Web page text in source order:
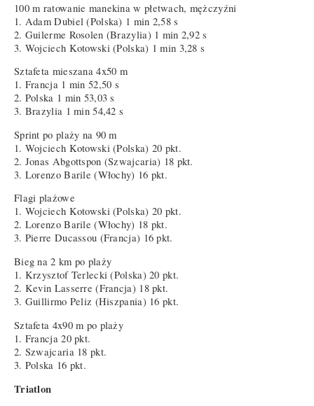
100 m ratowanie manekina w płetwach, mężczyźni
1. Adam Dubiel (Polska) 1 min 2,58 s
2. Guilerme Rosolen (Brazylia) 1 min 2,92 s
3. Wojciech Kotowski (Polska) 1 min 3,28 s
Sztafeta mieszana 4x50 m
1. Francja 1 min 52,50 s
2. Polska 1 min 53,03 s
3. Brazylia 1 min 54,42 s
Sprint po plaży na 90 m
1. Wojciech Kotowski (Polska) 20 pkt.
2. Jonas Abgottspon (Szwajcaria) 18 pkt.
3. Lorenzo Barile (Włochy) 16 pkt.
Flagi plażowe
1. Wojciech Kotowski (Polska) 20 pkt.
2. Lorenzo Barile (Włochy) 18 pkt.
3. Pierre Ducassou (Francja) 16 pkt.
Bieg na 2 km po plaży
1. Krzysztof Terlecki (Polska) 20 pkt.
2. Kevin Lasserre (Francja) 18 pkt.
3. Guillirmo Peliz (Hiszpania) 16 pkt.
Sztafeta 4x90 m po plaży
1. Francja 20 pkt.
2. Szwajcaria 18 pkt.
3. Polska 16 pkt.
Triatlon